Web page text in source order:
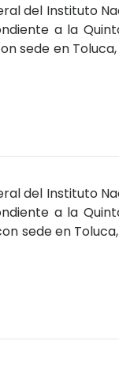
del Instituto
a la
sede en
del Instituto
a la
sede en